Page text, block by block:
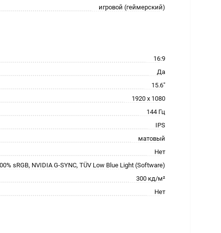
игровой (геймерский)
16:9
Да
15.6"
1920 x 1080
144 Гц
IPS
матовый
Нет
sRGB, NVIDIA G-SYNC, TÜV Low Blue Light (Software)
300 кд/м²
Нет